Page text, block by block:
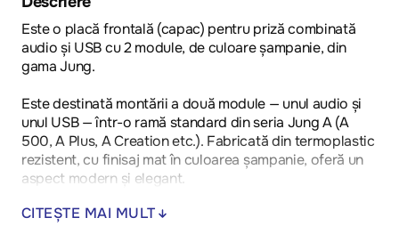
Еste o placă frontală (capac) pentru priză combinată
audio și USB cu 2 module, de culoare șampanie, din
gama Jung.
Este destinată montării a două module — unul audio și
unul USB — într-o ramă standard din seria Jung A (A
500, A Plus, A Creation etc.). Fabricată din termoplastic
rezistent, cu finisaj mat în culoarea șampanie, oferă un
aspect modern și elegant.
Asigură acces facil la porturile audio și USB,
CITEȘTE MAI MULT